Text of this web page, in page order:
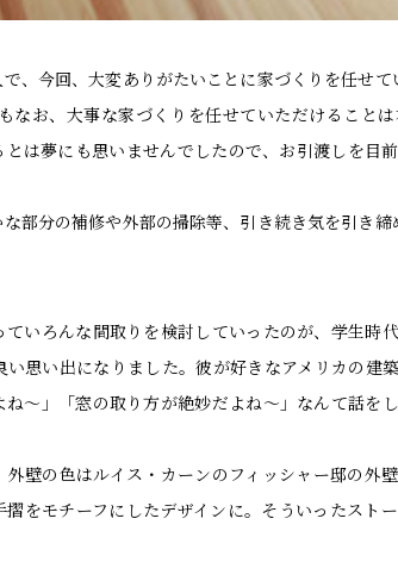
、今回、大変ありがたいことに家づくりを任せて
なお、大事な家づくりを任せていただけること
は夢にも思いませんでしたので、お引渡しを目
部分の補修や外部の掃除等、引き続き気を引き締
いろんな間取りを検討していったのが、学生時
思い出になりました。彼が好きなアメリカの建
～」「窓の取り方が絶妙だよね～」なんて話を
壁の色はルイス・カーンのフィッシャー邸の外
をモチーフにしたデザインに。そういったスト